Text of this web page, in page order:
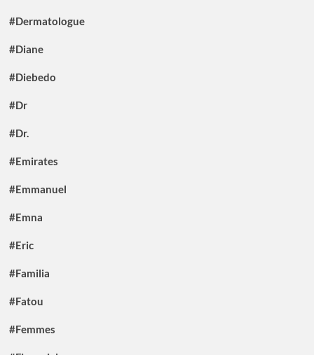
#Dermatologue
#Diane
#Diebedo
#Dr
#Dr.
#Emirates
#Emmanuel
#Emna
#Eric
#Familia
#Fatou
#Femmes